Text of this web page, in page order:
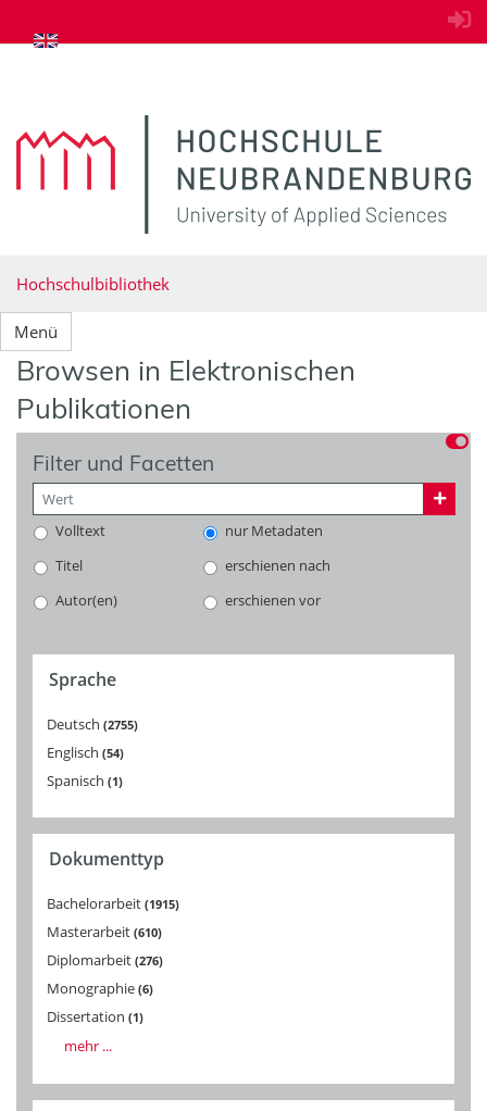
zum Inhalt springen
Hochschulbibliothek
Menü
Browsen in Elektronischen
Publikationen
Filter und Facetten
Volltext
nur Metadaten
Titel
erschienen nach
Autor(en)
erschienen vor
Sprache
Deutsch 2755
Englisch 54
Spanisch 1
Dokumenttyp
Bachelorarbeit 1915
Masterarbeit 610
Diplomarbeit 276
Monographie 6
Dissertation 1
mehr ...